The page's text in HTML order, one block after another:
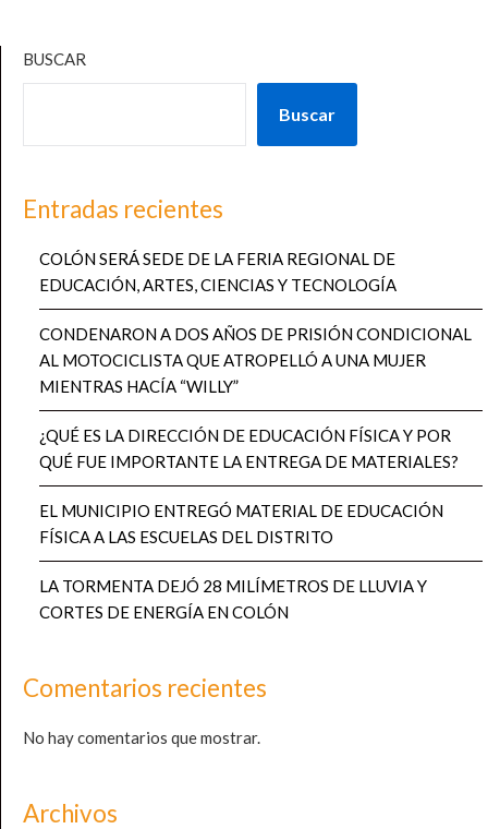
BUSCAR
Buscar
Entradas recientes
COLÓN SERÁ SEDE DE LA FERIA REGIONAL DE
EDUCACIÓN, ARTES, CIENCIAS Y TECNOLOGÍA
CONDENARON A DOS AÑOS DE PRISIÓN CONDICIONAL
AL MOTOCICLISTA QUE ATROPELLÓ A UNA MUJER
MIENTRAS HACÍA “WILLY”
¿QUÉ ES LA DIRECCIÓN DE EDUCACIÓN FÍSICA Y POR
QUÉ FUE IMPORTANTE LA ENTREGA DE MATERIALES?
EL MUNICIPIO ENTREGÓ MATERIAL DE EDUCACIÓN
FÍSICA A LAS ESCUELAS DEL DISTRITO
LA TORMENTA DEJÓ 28 MILÍMETROS DE LLUVIA Y
CORTES DE ENERGÍA EN COLÓN
Comentarios recientes
No hay comentarios que mostrar.
Archivos